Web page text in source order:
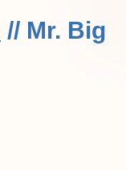
// Mr. Big